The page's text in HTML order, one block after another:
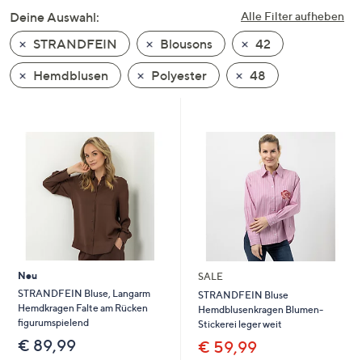
nach
unten
oder
wischen
Sie
diese
anzuzeigen.
Alle Filter aufheben
Deine Auswahl:
STRANDFEIN
Blousons
42
Hemdblusen
Polyester 48
Neu
STRANDFEIN Bluse, Langarm
Hemdkragen Falte am Rücken
figurumspielend
€ 89,99
SALE
STRANDFEIN Bluse
Hemdblusenkragen Blumen-
Stickerei leger weit
€ 59,99